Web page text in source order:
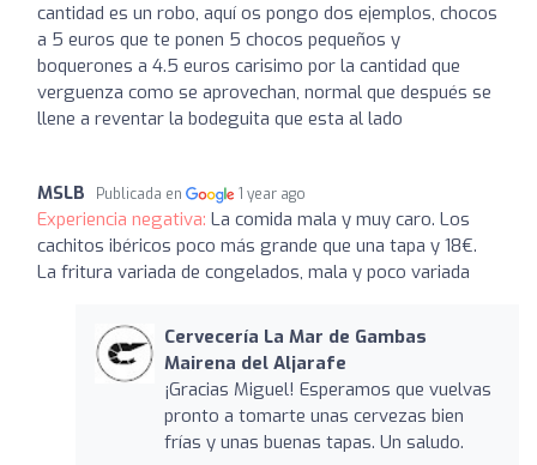
cantidad es un robo, aquí os pongo dos ejemplos, chocos
a 5 euros que te ponen 5 chocos pequeños y
boquerones a 4.5 euros carisimo por la cantidad que
verguenza como se aprovechan, normal que después se
llene a reventar la bodeguita que esta al lado
MSLB Publicada en 1 year ago
Experiencia negativa: La comida mala y muy caro. Los
cachitos ibéricos poco más grande que una tapa y 18€.
La fritura variada de congelados, mala y poco variada
Cervecería La Mar de Gambas
Mairena del Aljarafe
¡Gracias Miguel! Esperamos que vuelvas
pronto a tomarte unas cervezas bien
frías y unas buenas tapas. Un saludo.